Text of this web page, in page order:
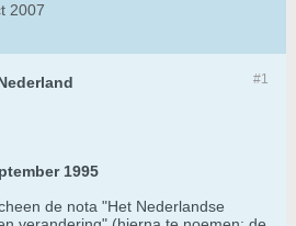
2007
#1
1995
de nota "Het Nederlandse